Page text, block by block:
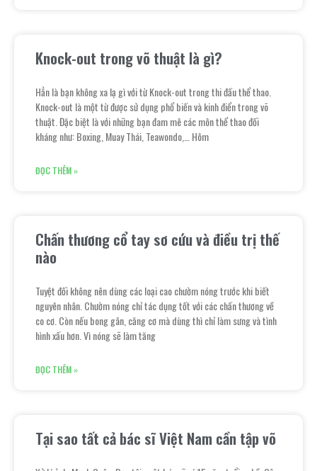
Knock-out trong võ thuật là gì?
Hẳn là bạn không xa lạ gì với từ Knock-out trong thi đấu thể thao.
Knock-out là một từ được sử dụng phổ biến và kinh điển trong võ
thuật. Đặc biệt là với những bạn đam mê các môn thể thao đối
kháng như: Boxing, Muay Thái, Teawondo,… Hôm
ĐỌC THÊM »
Chấn thương cổ tay sơ cứu và điều trị thế
nào
Tuyệt đối không nên dùng các loại cao chườm nóng trước khi biết
nguyên nhân. Chườm nóng chỉ tác dụng tốt với các chấn thương về
co cơ. Còn nếu bong gân, căng cơ mà dùng thì chỉ làm sưng và tình
hình xấu hơn. Vì nóng sẽ làm tăng
ĐỌC THÊM »
Tại sao tất cả bác sĩ Việt Nam cần tập võ